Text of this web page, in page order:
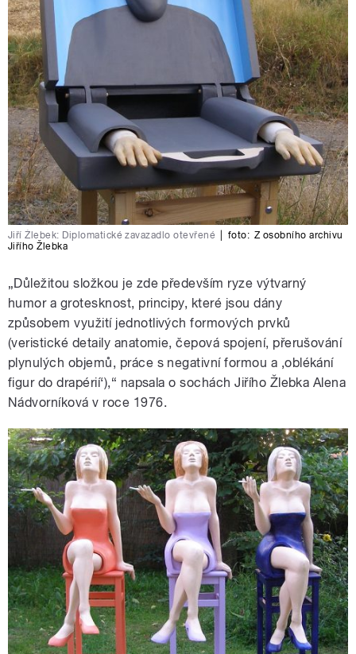
Jiří Žlebek: Diplomatické zavazadlo otevřené foto: Z osobního archivu
Jiřího Žlebka
„Důležitou složkou je zde především ryze výtvarný
humor a grotesknost, principy, které jsou dány
způsobem využití jednotlivých formových prvků
(veristické detaily anatomie, čepová spojení, přerušování
plynulých objemů, práce s negativní formou a ‚oblékání
figur do drapérií‘),“ napsala o sochách Jiřího Žlebka Alena
Nádvorníková v roce 1976.